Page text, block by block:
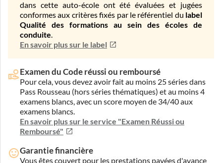
dans cette auto-école ont été évaluées et jugées
conformes aux critères fixés par le référentiel du label
Qualité des formations au sein des écoles de
conduite.
En savoir plus sur le label
Examen du Code réussi ou remboursé
Pour cela, vous devez avoir fait au moins 25 séries dans
Pass Rousseau (hors séries thématiques) et au moins 4
examens blancs, avec un score moyen de 34/40 aux
examens blancs.
En savoir plus sur le service "Examen Réussi ou
Remboursé"
Garantie financière
Vous êtes couvert pour les prestations payées d'avance